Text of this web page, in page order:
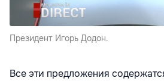
Президент Игорь Додон.
Все эти предложения